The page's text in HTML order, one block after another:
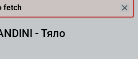
fetch
- Тяло